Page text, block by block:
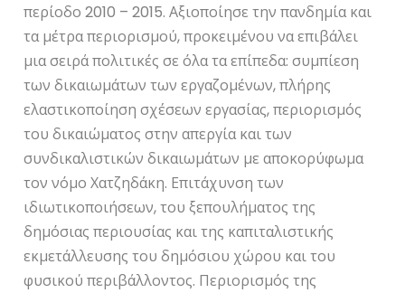
περίοδο 2010 – 2015. Αξιοποίησε την πανδημία και
τα μέτρα περιορισμού, προκειμένου να επιβάλει
μια σειρά πολιτικές σε όλα τα επίπεδα: συμπίεση
των δικαιωμάτων των εργαζομένων, πλήρης
ελαστικοποίηση σχέσεων εργασίας, περιορισμός
του δικαιώματος στην απεργία και των
συνδικαλιστικών δικαιωμάτων με αποκορύφωμα
τον νόμο Χατζηδάκη. Επιτάχυνση των
ιδιωτικοποιήσεων, του ξεπουλήματος της
δημόσιας περιουσίας και της καπιταλιστικής
εκμετάλλευσης του δημόσιου χώρου και του
φυσικού περιβάλλοντος. Περιορισμός της